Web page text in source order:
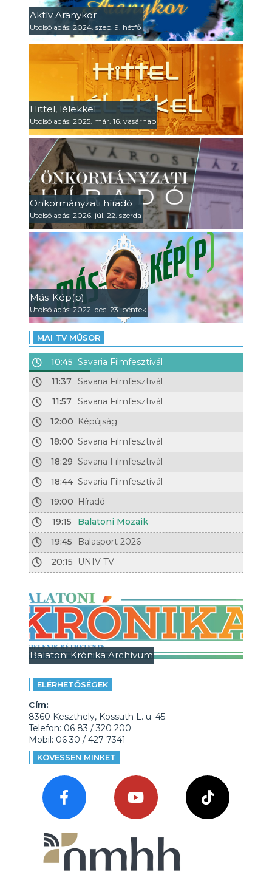
Aktív Aranykor
Utolsó adás: 2024. szep. 9. hétfő
Hittel, lélekkel
Utolsó adás: 2025. már. 16. vasárnap
Önkormányzati híradó
Utolsó adás: 2026. júl. 22. szerda
Más-Kép(p)
Utolsó adás: 2022. dec. 23. péntek
MAI TV MŰSOR
10:45 Savaria Filmfesztivál
11:37
Savaria Filmfesztivál
11:57 Savaria Filmfesztivál
12:00 Képújság
18:00 Savaria Filmfesztivál
18:29 Savaria Filmfesztivál
18:44 Savaria Filmfesztivál
19:00 Híradó
19:15
Balatoni Mozaik
19:45
Balasport 2026
20:15
UNIV TV
Balatoni Krónika Archívum
ELÉRHETŐSÉGEK
Cím:
8360 Keszthely, Kossuth L. u. 45.
Telefon: 06 83 / 320 200
Mobil: 06 30 / 427 7341
KÖVESSEN MINKET